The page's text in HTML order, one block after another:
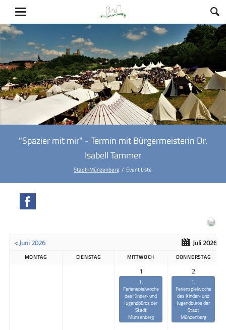
"Spazier mit mir" - Termin mit Bürgermeisterin Dr.
Isabell Tammer
Stadt-Münzenberg Event Liste
< Juni 2026 Juli 2026
MONTAG DIENSTAG MITTWOCH DONNERSTAG
1
1.
Ferienspielwoche
des Kinder- und
Jugendbüros der
Stadt
Münzenberg
2
1.
Ferienspielwoche
des Kinder- und
Jugendbüros der
Stadt
Münzenberg